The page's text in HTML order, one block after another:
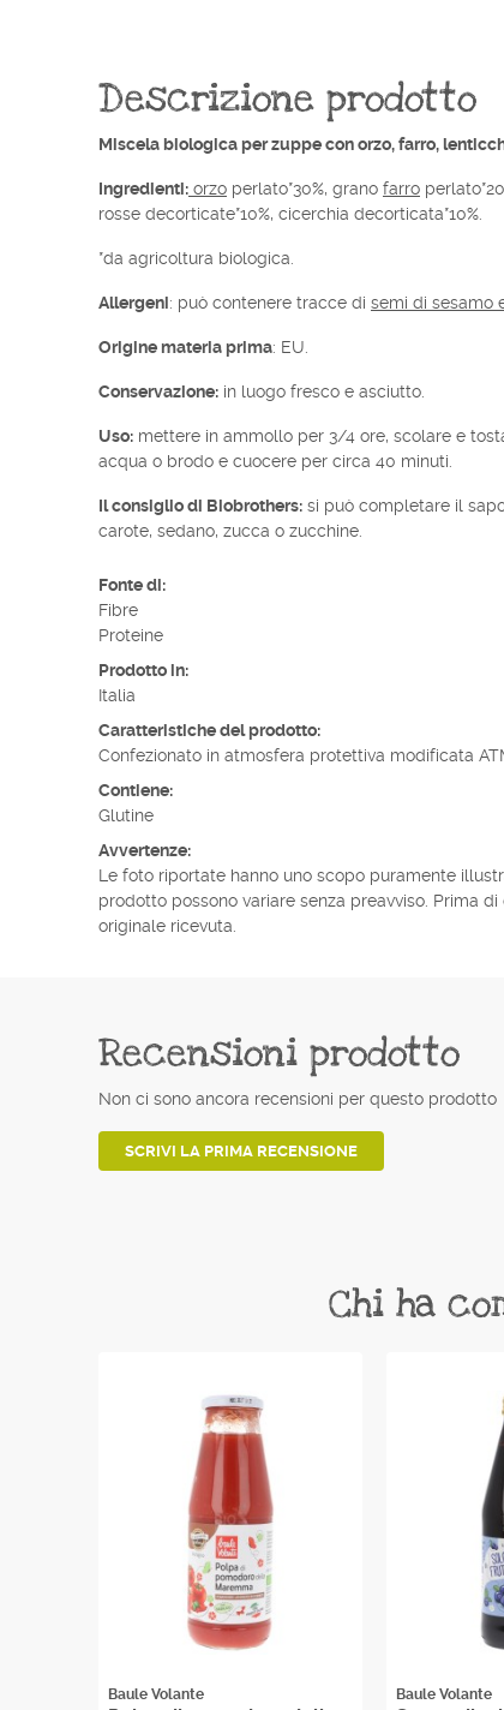
Descrizione prodotto
Miscela biologica per zuppe con orzo, farro,
Ingredienti: orzo perlato*30%, grano farro
rosse decorticate*10%, cicerchia decorticata*10%.
*da agricoltura biologica.
Allergeni: può contenere tracce di semi di sesamo
Origine materia prima: EU.
Conservazione: in luogo fresco e asciutto.
Uso: mettere in ammollo per 3/4 ore, scolare e
acqua o brodo e cuocere per circa 40 minuti.
Il consiglio di Biobrothers: si può completare il
carote, sedano, zucca o zucchine.
Fonte di:
Fibre
Proteine
Prodotto in:
Italia
Caratteristiche del prodotto:
Confezionato in atmosfera protettiva modificata
Contiene:
Glutine
Avvertenze:
Le foto riportate hanno uno scopo puramente
prodotto possono variare senza preavviso. Prima
originale ricevuta.
Recensioni prodotto
Non ci sono ancora recensioni per questo prodotto
SCRIVI LA PRIMA RECENSIONE
Chi ha
Baule Volante Baule Volante